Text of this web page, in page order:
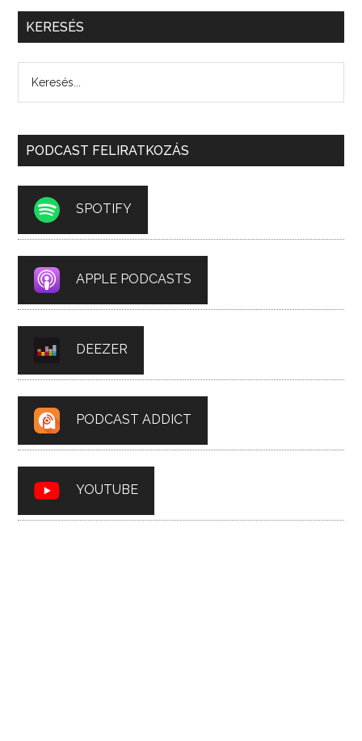
KERESÉS
PODCAST FELIRATKOZÁS
SPOTIFY
APPLE PODCASTS
DEEZER
PODCAST ADDICT
YOUTUBE